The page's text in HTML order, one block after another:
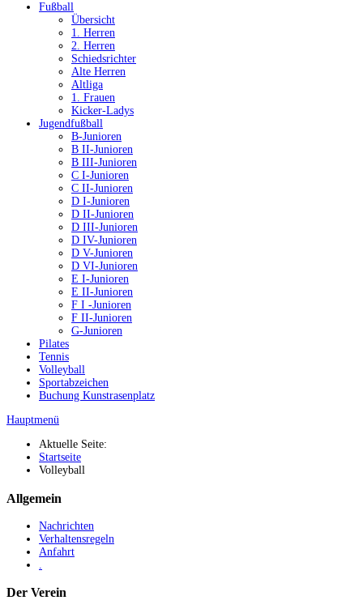
Fußball
Übersicht
1. Herren
2. Herren
Schiedsrichter
Alte Herren
Altliga
1. Frauen
Kicker-Ladys
Jugendfußball
B-Junioren
B II-Junioren
B III-Junioren
C I-Junioren
C II-Junioren
D I-Junioren
D II-Junioren
D III-Junioren
D IV-Junioren
D V-Junioren
D VI-Junioren
E I-Junioren
E II-Junioren
F I -Junioren
F II-Junioren
G-Junioren
Pilates
Tennis
Volleyball
Sportabzeichen
Buchung Kunstrasenplatz
Hauptmenü
Aktuelle Seite:
Startseite
Volleyball
Allgemein
Nachrichten
Verhaltensregeln
Anfahrt
.
Der Verein